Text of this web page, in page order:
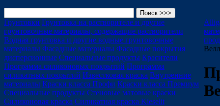
Грунтовки Грунтовка на растворителе и другие
грунтовочные материалы, содержащие растворители
Водная грунтовка и другие водные грунтовочные
материалы Фасадные материалы Фасадные покрытия
дисперсионные Специальные продукты Красители
Программа силиконовых покрытий Программа
силикатных покрытий Известковая краска Внутренние
материалы Краски класса Профи Краски класса Премиум
Специальные продукты Стеновые матовые краски
Силиконовая краска Силикатная краска Kieselit